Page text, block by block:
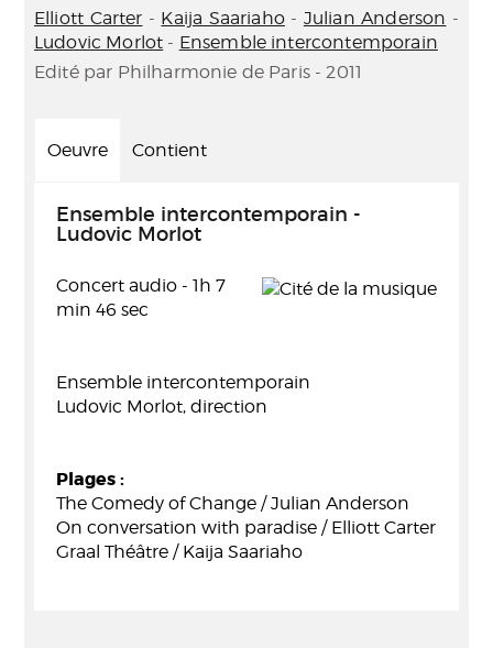
Elliott Carter - Kaija Saariaho- Julian Anderson -
Ludovic Morlot - Ensemble intercontemporain
Edité par Philharmonie de Paris - 2011
Oeuvre Contient
Ensemble intercontemporain -
Ludovic Morlot
Concert audio - 1h 7
min 46 sec
Ensemble intercontemporain
Ludovic Morlot, direction
Plages :
The Comedy of Change / Julian Anderson
On conversation with paradise / Elliott Carter
Graal Théâtre / Kaija Saariaho